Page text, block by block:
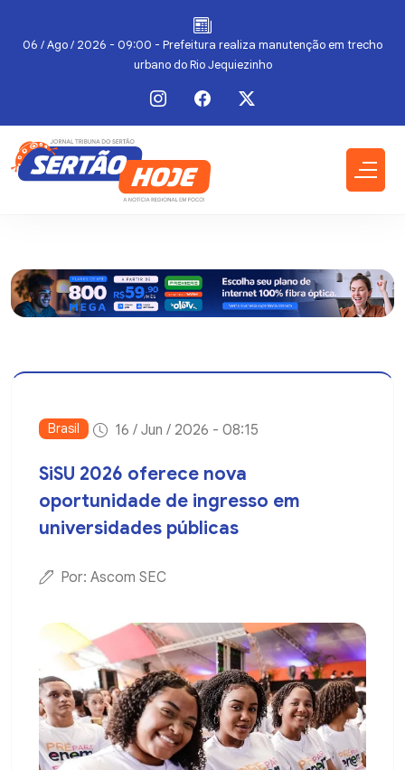
06 / Ago / 2026 - 09:00 - Prefeitura realiza manutenção em trecho
urbano do Rio Jequiezinho
Brasil 16 / Jun / 2026 - 08:15
SiSU 2026 oferece nova
oportunidade de ingresso em
universidades públicas
Por: Ascom SEC